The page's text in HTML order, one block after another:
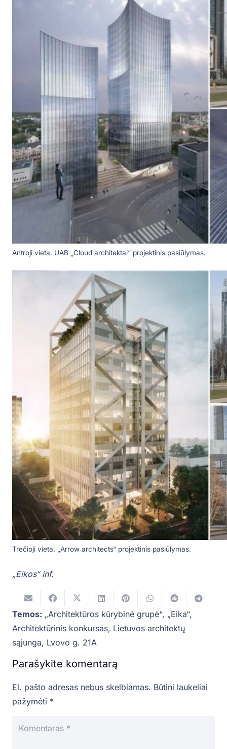
Antroji vieta. UAB „Cloud architektai“ projektinis pasiūlymas.
Trečioji vieta. „Arrow architects“ projektinis pasiūlymas.
„Eikos“ inf.
Temos: „Architektūros kūrybinė grupė“, „Eika“,
Architektūrinis konkursas, Lietuvos architektų
sąjunga, Lvovo g. 21A
Parašykite komentarą
El. pašto adresas nebus skelbiamas. Būtini laukeliai
pažymėti *